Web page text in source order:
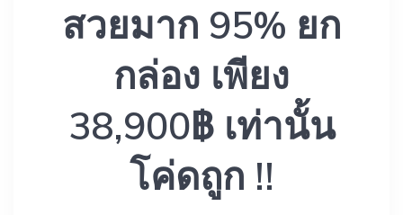
สวยมาก 95% ยก
กล่อง เพียง
38,900฿ เท่านั้น
โค่ดถูก !!